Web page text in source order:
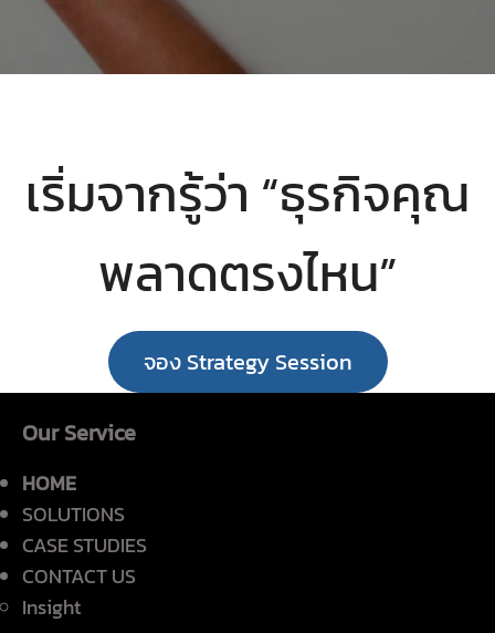
เริ่มจากรู้ว่า “ธุรกิจคุณ
พลาดตรงไหน”
จอง Strategy Session
Our Service
HOME
SOLUTIONS
CASE STUDIES
CONTACT US
Insight